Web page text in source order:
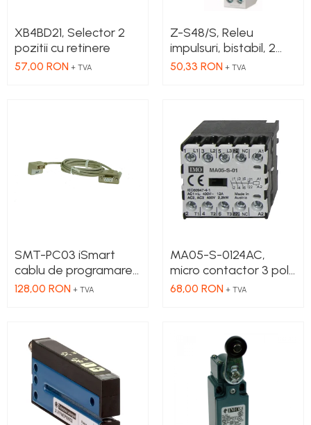
XB4BD21, Selector 2
pozitii cu retinere
57,00 RON + TVA
Z-S48/S, Releu
impulsuri, bistabil, 2
NO, Ubobina: 24V DC,
50,33 RON + TVA
SMT-PC03 iSmart
cablu de programare,
Serial - RS232
128,00 RON + TVA
MA05-S-0124AC,
micro contactor 3 poli
NO, 2.2 kW, 5 A, Aux
68,00 RON + TVA